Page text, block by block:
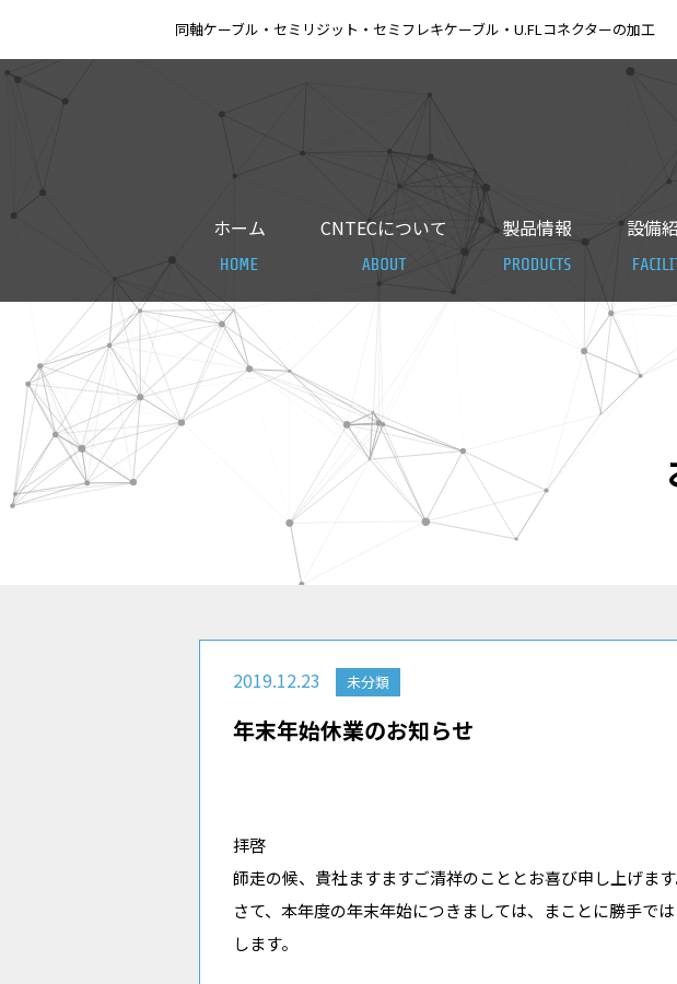
同軸ケーブル・セミリジット・セミフレキケーブル・U.FLコネクターの加工
ホーム CNTECについて 製品情報 設備
2019.12.23 未分類
年末年始休業のお知らせ
拝啓
師走の候、貴社ますますご清祥のこととお喜び申し上げま
さて、本年度の年末年始につきましては、まことに勝手で
します。